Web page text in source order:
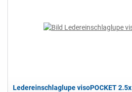
Ledereinschlaglupe visoPOCKET 2.5x